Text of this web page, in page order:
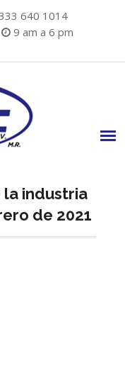
640 1014
9 am a 6 pm
la industria
de 2021